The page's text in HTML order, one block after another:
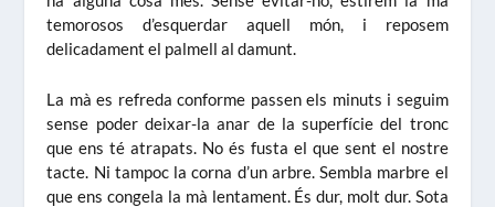
temorosos d’esquerdar aquell món, i reposem
delicadament el palmell al damunt.
La mà es refreda conforme passen els minuts i seguim
sense poder deixar-la anar de la superfície del tronc
que ens té atrapats. No és fusta el que sent el nostre
tacte. Ni tampoc la corna d’un arbre. Sembla marbre el
que ens congela la mà lentament. És dur, molt dur. Sota